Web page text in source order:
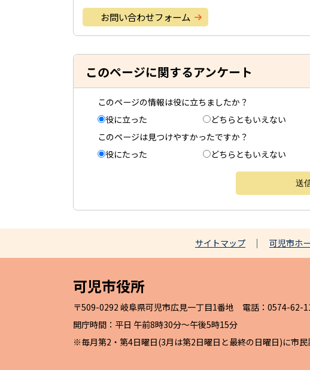
お問い合わせフォーム
このページに関するアンケート
このページの情報は役に立ちましたか？
役に立った
どちらともいえない
このページは見つけやすかったですか？
役にたった
どちらともいえない
サイトマップ 可児市ホ
可児市役所
〒509-0292 岐阜県可児市広見一丁目1番地 電話：0574-62-
開庁時間：平日 午前8時30分～午後5時15分
※毎月第2・第4日曜日(3月は第2日曜日と最終の日曜日)に市民